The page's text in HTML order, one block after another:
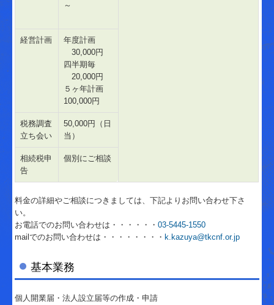
経営改善オンデマンド講座
国の共済制度活用コーナー
リンク集
経営者の四季
～
経営計画
年度計画
30,000円
四半期毎
20,000円
５ヶ年計画
100,000円
税務調査
立ち会い
50,000円（日
当）
相続税申
告
個別にご相談
料金の詳細やご相談につきましては、下記よりお問い合わせ下さ
い。
お電話でのお問い合わせは・・・・・・03-5445-1550
mailでのお問い合わせは・・・・・・・・ k.kazuya@tkcnf.or.jp
基本業務
個人開業届・法人設立届等の作成・申請